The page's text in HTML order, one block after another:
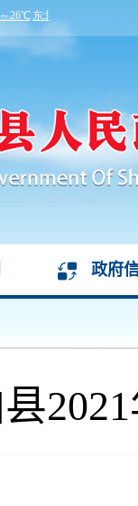
政府